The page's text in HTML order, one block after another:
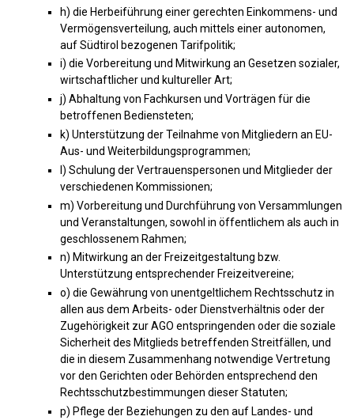
h) die Herbeiführung einer gerechten Einkommens- und
Vermögensverteilung, auch mittels einer autonomen,
auf Südtirol bezogenen Tarifpolitik;
i) die Vorbereitung und Mitwirkung an Gesetzen sozialer,
wirtschaftlicher und kultureller Art;
j) Abhaltung von Fachkursen und Vorträgen für die
betroffenen Bediensteten;
k) Unterstützung der Teilnahme von Mitgliedern an EU-
Aus- und Weiterbildungsprogrammen;
l) Schulung der Vertrauenspersonen und Mitglieder der
verschiedenen Kommissionen;
m) Vorbereitung und Durchführung von Versammlungen
und Veranstaltungen, sowohl in öffentlichem als auch in
geschlossenem Rahmen;
n) Mitwirkung an der Freizeitgestaltung bzw.
Unterstützung entsprechender Freizeitvereine;
o) die Gewährung von unentgeltlichem Rechtsschutz in
allen aus dem Arbeits- oder Dienstverhältnis oder der
Zugehörigkeit zur AGO entspringenden oder die soziale
Sicherheit des Mitglieds betreffenden Streitfällen, und
die in diesem Zusammenhang notwendige Vertretung
vor den Gerichten oder Behörden entsprechend den
Rechtsschutzbestimmungen dieser Statuten;
p) Pflege der Beziehungen zu den auf Landes- und